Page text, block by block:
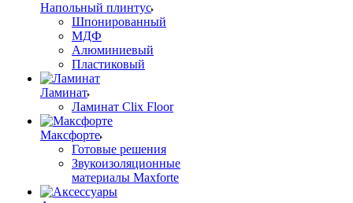
Напольный плинтус
Шпонированный
МДФ
Алюминиевый
Пластиковый
Ламинат
Ламинат Clix Floor
Максфорте
Готовые решения
Звукоизоляционные
материалы Maxforte